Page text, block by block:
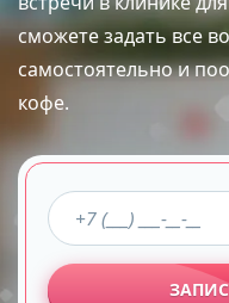
сможете задать все
самостоятельно и
кофе.